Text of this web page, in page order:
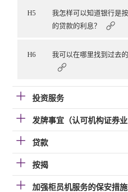
H5
我怎样可以知道银行是
的贷款的利息？
H6 我可以在哪里找到过去
投资服务
发牌事宜（认可机构证券业
贷款
按揭
加强柜员机服务的保安措施